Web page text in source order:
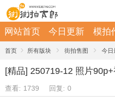
网站首页 今日更新 模拍
首页 › 所有版块 › 街拍售图 › 今日
[精品] 250719-12 照片
查看: 1739 回复: 0